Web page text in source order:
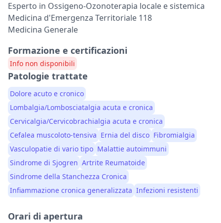
Esperto in Ossigeno-Ozonoterapia locale e sistemica
Medicina d'Emergenza Territoriale 118
Medicina Generale
Formazione e certificazioni
Info non disponibili
Patologie trattate
Dolore acuto e cronico
Lombalgia/Lombosciatalgia acuta e cronica
Cervicalgia/Cervicobrachialgia acuta e cronica
Cefalea muscoloto-tensiva Ernia del disco Fibromialgia
Vasculopatie di vario tipo Malattie autoimmuni
Sindrome di Sjogren Artrite Reumatoide
Sindrome della Stanchezza Cronica
Infiammazione cronica generalizzata Infezioni resistenti
Orari di apertura